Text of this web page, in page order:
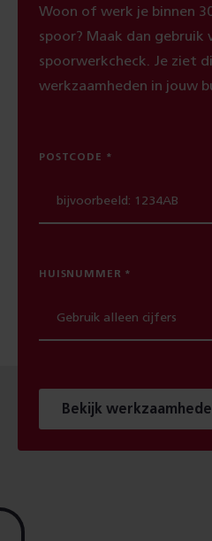
Woon of werk je binnen
spoor? Maak dan gebruik
spoorwerkcheck. Je ziet
werkzaamheden in jouw
POSTCODE
HUISNUMMER
Bekijk